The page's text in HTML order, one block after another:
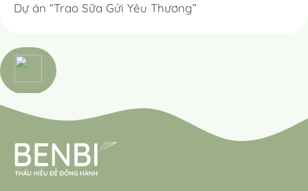
Dự án “Trao Sữa Gửi Yêu Thương”